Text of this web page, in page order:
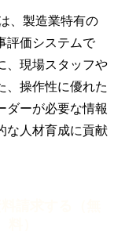
、製造業特有の
評価システムで
、現場スタッフや
、操作性に優れた
ダーが必要な情報
な人材育成に貢献